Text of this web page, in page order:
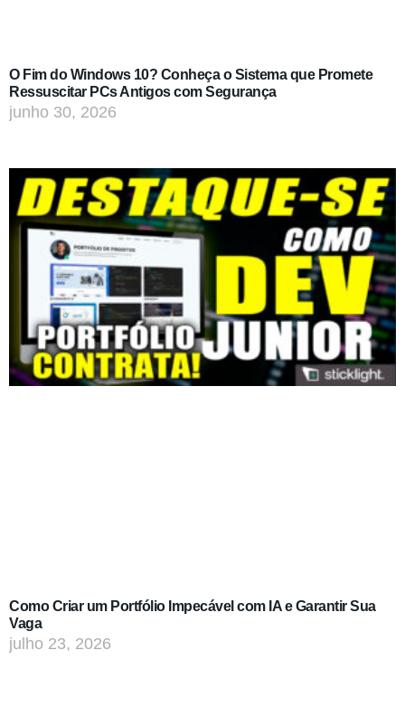
O Fim do Windows 10? Conheça o Sistema que Promete
Ressuscitar PCs Antigos com Segurança
junho 30, 2026
Como Criar um Portfólio Impecável com IA e Garantir Sua
Vaga
julho 23, 2026